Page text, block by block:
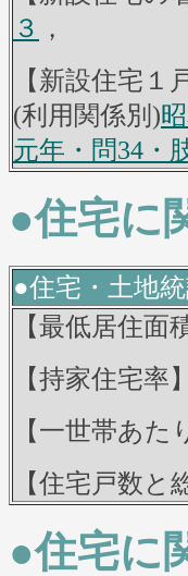
３
，
【新設住宅１
(利用関係別)
元年・問34・
●住宅に
●住宅・土地
【最低居住面
【持家住宅率】
【一世帯あた
【住宅戸数と
●住宅に